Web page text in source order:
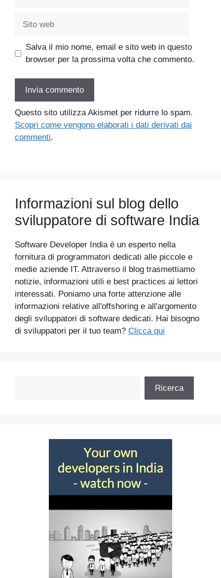
Salva il mio nome, email e sito web in questo
browser per la prossima volta che commento.
Questo sito utilizza Akismet per ridurre lo spam.
Scopri come vengono elaborati i dati derivati dai
commenti.
Informazioni sul blog dello
sviluppatore di software India
Software Developer India è un esperto nella
fornitura di programmatori dedicati alle piccole e
medie aziende IT. Attraverso il blog trasmettiamo
notizie, informazioni utili e best practices ai lettori
interessati. Poniamo una forte attenzione alle
informazioni relative all'offshoring e all'argomento
degli sviluppatori di software dedicati. Hai bisogno
di sviluppatori per il tuo team? Clicca qui
Ricerca